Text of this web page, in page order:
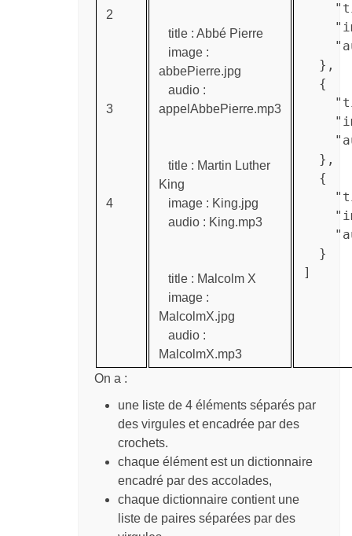
2
3
4
title : Abbé Pierre
image :
abbePierre.jpg
audio :
appelAbbePierre.mp3
title : Martin Luther
King
image : King.jpg
audio : King.mp3
title : Malcolm X
image :
MalcolmX.jpg
audio :
MalcolmX.mp3
  },
  {
  },
  {
  }
]
On a :
une liste de 4 éléments séparés par
des virgules et encadrée par des
crochets.
chaque élément est un dictionnaire
encadré par des accolades,
chaque dictionnaire contient une
liste de paires séparées par des